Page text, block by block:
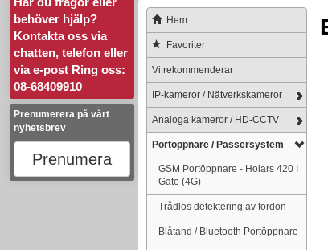
behöver hjälp?
Kontakta oss via
chatten, telefon eller
via e-post Ring oss:
08-68409910
Prenumerera på vårt
nyhetsbrev
Prenumera
Hem
Favoriter
Vi rekommenderar
IP-kameror / Nätverkskameror
Analoga kameror / HD-CCTV
Portöppnare / Passersystem
GSM Portöppnare - Holars 420 I
Gate (4G)
Trådlös detektering av fordon
Blåtand / Bluetooth Portöppnare